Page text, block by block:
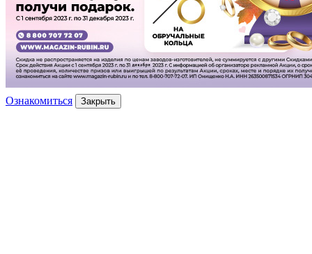
Ознакомиться Закрыть